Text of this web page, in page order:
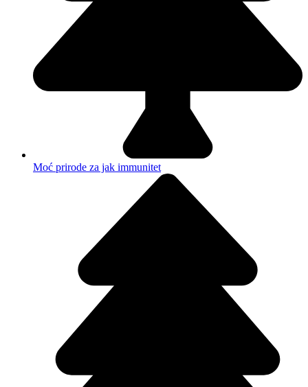
Moć prirode za jak immunitet